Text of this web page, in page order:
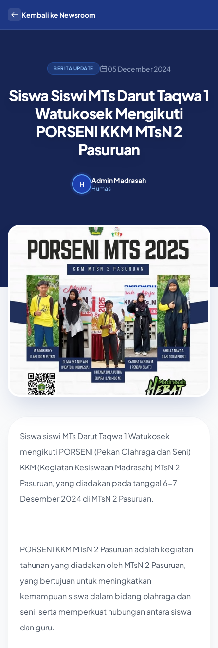
Kembali ke Newsroom
BERITA UPDATE 05 December 2024
Siswa Siswi MTs Darut Taqwa 1
Watukosek Mengikuti
PORSENI KKM MTsN 2
Pasuruan
H Admin Madrasah
Humas
Siswa siswi MTs Darut Taqwa 1 Watukosek
mengikuti PORSENI (Pekan Olahraga dan Seni)
KKM (Kegiatan Kesiswaan Madrasah) MTsN 2
Pasuruan, yang diadakan pada tanggal 6-7
Desember 2024 di MTsN 2 Pasuruan.
PORSENI KKM MTsN 2 Pasuruan adalah kegiatan
tahunan yang diadakan oleh MTsN 2 Pasuruan,
yang bertujuan untuk meningkatkan
kemampuan siswa dalam bidang olahraga dan
seni, serta memperkuat hubungan antara siswa
dan guru.